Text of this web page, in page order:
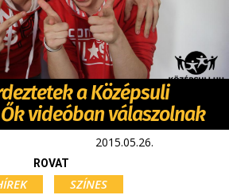
a Középsuli
videóban válaszolnak
2015.05.26.
ROVAT
SZÍNES